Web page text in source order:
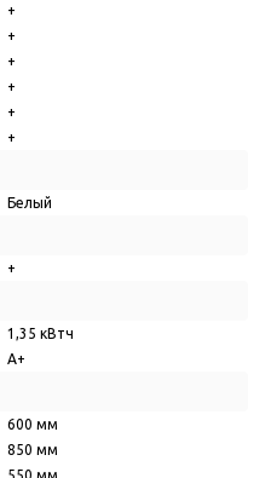
+
+
+
+
+
+
Белый
+
1,35 кВтч
А+
600 мм
850 мм
550 мм